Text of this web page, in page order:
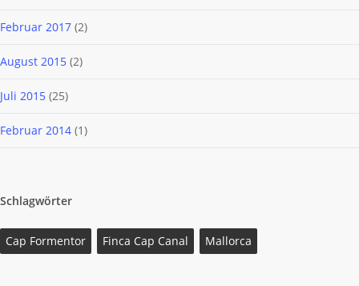
Februar 2017 (2)
August 2015 (2)
Juli 2015 (25)
Februar 2014 (1)
Schlagwörter
Cap Formentor Finca Cap Canal Mallorca